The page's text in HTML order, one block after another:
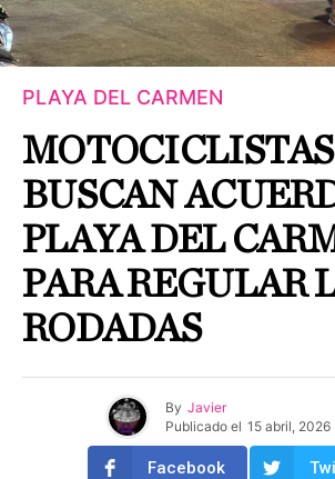
PLAYA DEL CARMEN
MOTOCICLISTAS
BUSCAN
PLAYA DEL
PARA REGULAR
RODADAS
By Javier
Publicado el 15 abril, 2026
Facebook